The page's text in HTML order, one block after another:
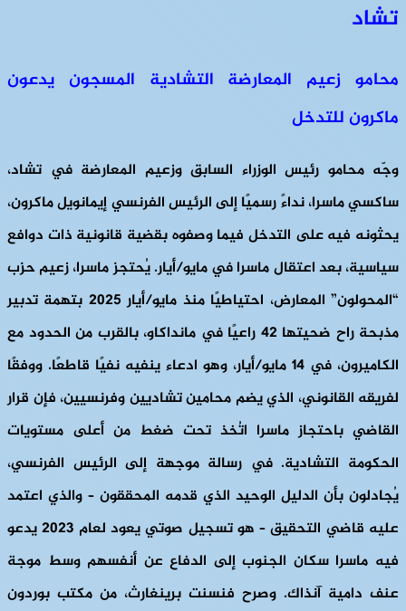
تشاد
محامو زعيم المعارضة التشادية المسجون يدعون
ماكرون للتدخل
وجّه محامو رئيس الوزراء السابق وزعيم المعارضة في تشاد،
ساكسي ماسرا، نداءً رسميًا إلى الرئيس الفرنسي إيمانويل ماكرون،
يحثونه فيه على التدخل فيما وصفوه بقضية قانونية ذات دوافع
سياسية، بعد اعتقال ماسرا في مايو/أيار. يُحتجز ماسرا، زعيم حزب
“المحولون” المعارض، احتياطيًا منذ مايو/أيار 2025 بتهمة تدبير
مذبحة راح ضحيتها 42 راعيًا في مانداكاو، بالقرب من الحدود مع
الكاميرون، في 14 مايو/أيار، وهو ادعاء ينفيه نفيًا قاطعًا. ووفقًا
لفريقه القانوني، الذي يضم محامين تشاديين وفرنسيين، فإن قرار
القاضي باحتجاز ماسرا اتُخذ تحت ضغط من أعلى مستويات
الحكومة التشادية. في رسالة موجهة إلى الرئيس الفرنسي،
يُجادلون بأن الدليل الوحيد الذي قدمه المحققون – والذي اعتمد
عليه قاضي التحقيق – هو تسجيل صوتي يعود لعام ٢٠٢٣ يدعو
فيه ماسرا سكان الجنوب إلى الدفاع عن أنفسهم وسط موجة
عنف دامية آنذاك. وصرح فنسنت برينغارث، من مكتب بوردون